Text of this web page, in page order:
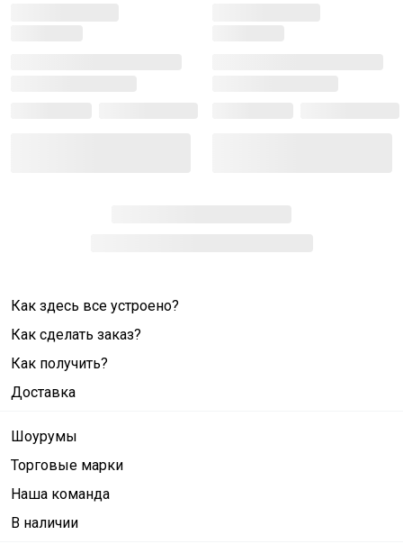
Как здесь все устроено?
Как сделать заказ?
Как получить?
Доставка
Шоурумы
Торговые марки
Наша команда
В наличии